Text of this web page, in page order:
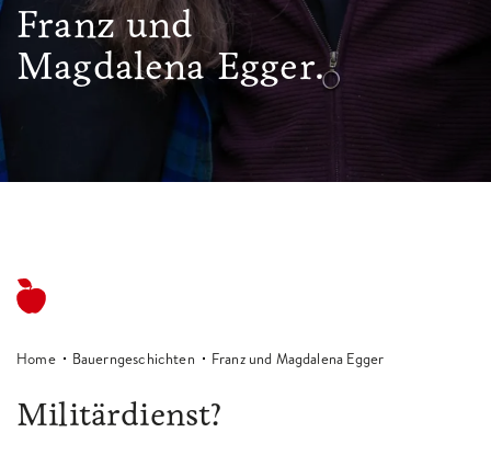
Franz und
Magdalena Egger.
Home Bauerngeschichten Franz und Magdalena Egger
Militärdienst?